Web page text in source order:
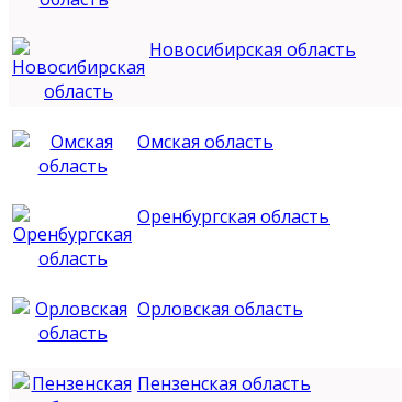
Новосибирская область
Омская область
Оренбургская область
Орловская область
Пензенская область